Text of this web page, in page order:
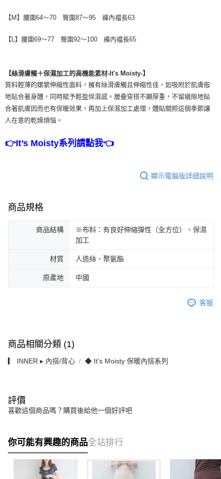
【M】腰圍64～70 臀圍87～95 褲內襠長63
【L】腰圍69～77 臀圍92～100 褲內襠長65
【絲滑膚觸＋保濕加工的高機能素材-It's Moisty-】
質料輕薄的嫘縈伸縮性面料，擁有絲滑膚觸且伸縮性佳，如吸附於肌膚般
地貼合著身體，同時賦予輕盈保濕感。層疊穿搭不顯厚重，不留縫隙地貼
合著肌膚因而也有保暖效果，再加上保濕加工處理，體貼關照這個季節讓
人在意的乾燥煩惱。
👉It’s Moisty系列請點我👈
顯示電腦版詳細說明
商品規格
商品結構
※布料：有良好伸縮彈性（全方位）、保濕
加工
材質 人造絲、聚氨酯
原產地 中國
客服
商品相關分類 (1)
▎ INNER ▸ 內搭/背心 ◆ It's Moisty 保暖內搭系列
評價
喜歡這個商品嗎？購買後給他一個好評吧
你可能有興趣的商品全站排行